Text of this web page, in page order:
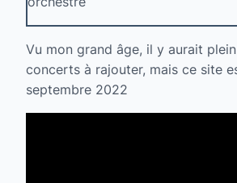
Vu mon grand âge, il y aurait plein
concerts à rajouter, mais ce site
septembre 2022